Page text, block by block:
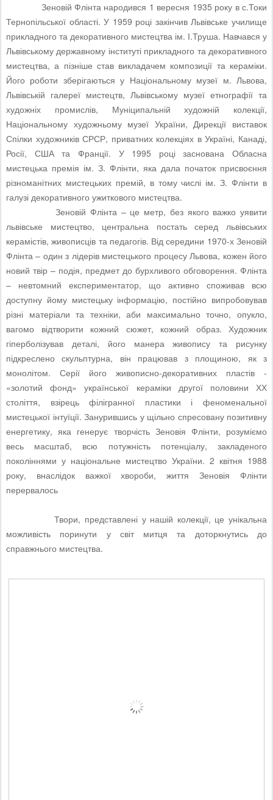
Зеновій Флінта народився 1 вересня 1935 року в с.Токи
Тернопільської області. У 1959 році закінчив Львівське училище
прикладного та декоративного мистецтва ім. І.Труша. Навчався у
Львівському державному інституті прикладного та декоративного
мистецтва, а пізніше став викладачем композиції та кераміки.
Його роботи зберігаються у Національному музеї м. Львова,
Львівській галереї мистецтв, Львівському музеї етнографії та
художніх промислів, Муніципальній художній колекції,
Національному художньому музеї України, Дирекції виставок
Спілки художників СРСР, приватних колекціях в Україні, Канаді,
Росії, США та Франції. У 1995 році заснована Обласна
мистецька премія ім. З. Флінти, яка дала початок присвоєння
різноманітних мистецьких премій, в тому числі ім. З. Флінти в
галузі декоративного ужиткового мистецтва.
Зеновій Флінта – це метр, без якого важко уявити
львівське мистецтво, центральна постать серед львівських
керамістів, живописців та педагогів. Від середини 1970-х Зеновій
Флінта – один з лідерів мистецького процесу Львова, кожен його
новий твір – подія, предмет до бурхливого обговорення. Флінта
– невтомний експериментатор, що активно споживав всю
доступну йому мистецьку інформацію, постійно випробовував
різні матеріали та техніки, аби максимально точно, опукло,
вагомо відтворити кожний сюжет, кожний образ. Художник
гіперболізував деталі, його манера живопису та рисунку
підкреслено скульптурна, він працював з площиною, як з
монолітом. Серії його живописно-декоративних пластів -
«золотий фонд» української кераміки другої половини ХХ
століття, взірець філігранної пластики і феноменальної
мистецької інтуїції. Занурившись у щільно спресовану позитивну
енергетику, яка генерує творчість Зеновія Флінти, розуміємо
весь масштаб, всю потужність потенціалу, закладеного
поколіннями у національне мистецтво України. 2 квітня 1988
року, внаслідок важкої хвороби, життя Зеновія Флінти
перервалось
Твори, представлені у нашій колекції, це унікальна
можливість поринути у світ митця та доторкнутись до
справжнього мистецтва.